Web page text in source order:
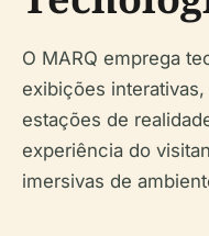
O MARQ emprega
exibições
estações de
experiência do
imersivas de